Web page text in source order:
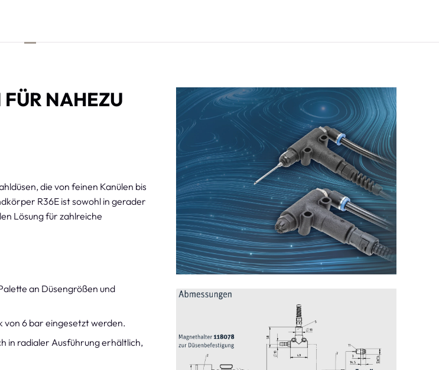
NAHEZU
die von feinen Kanülen bis
R36E ist sowohl in gerader
Lösung für zahlreiche
an Düsengrößen und
von 6 bar eingesetzt werden.
in radialer Ausführung erhältlich,